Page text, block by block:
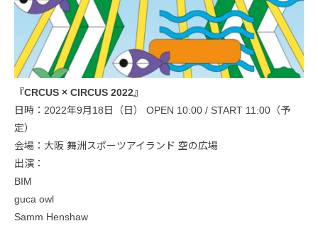
『CRCUS × CIRCUS 2022』
日時：2022年9月18日（日） OPEN 10:00 / START 11:00（予
定）
会場：大阪 舞洲スポーツアイランド 空の広場
出演：
BIM
guca owl
Samm Henshaw